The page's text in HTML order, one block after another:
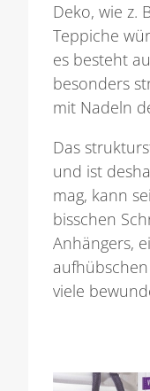
Deko, wie z.
Teppiche
es besteht
besonders
mit Nadeln
Das
und ist
mag, kann
bisschen
Anhängers,
viele